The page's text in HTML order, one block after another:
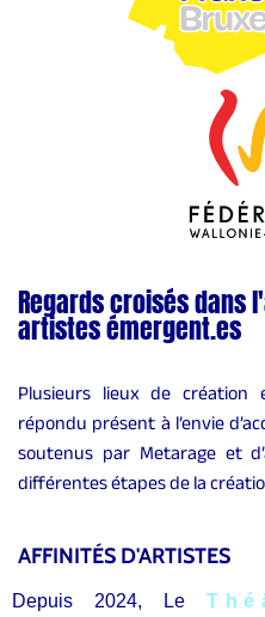
Regards croisés dans
artistes émergent.es
Plusieurs lieux de
répondu présent à l’envie
soutenus par Metarage et
différentes étapes de la
AFFINITÉS D'ARTISTES
Depuis 2024, Le